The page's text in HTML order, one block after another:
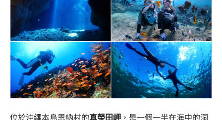
位於沖繩本島恩納村的真榮田岬 ，是一個一半在海中的洞